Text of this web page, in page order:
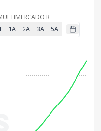
RL
1A 2A 3A 5A